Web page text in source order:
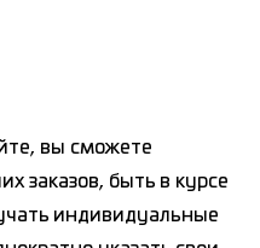
вы сможете
заказов, быть в курсе
индивидуальные